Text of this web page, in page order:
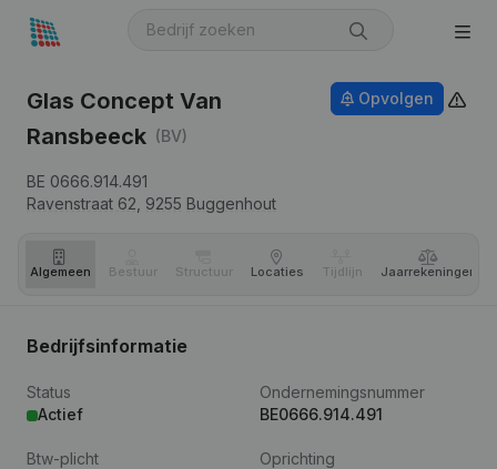
Glas Concept Van
Ransbeeck (BV)
BE 0666.914.491
Ravenstraat 62, 9255 Buggenhout
Opvolgen
Algemeen Bestuur Structuur Locaties Tijdlijn Jaar­rekeningen
Bedrijfsinformatie
Status
Actief
Ondernemingsnummer
BE0666.914.491
Btw-plicht
Oprichting